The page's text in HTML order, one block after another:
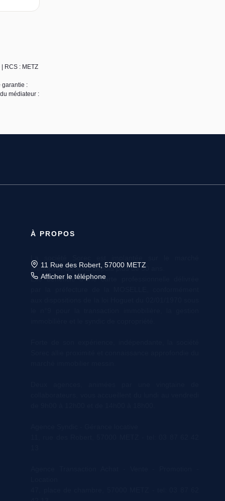
RCS : METZ
garantie :
médiateur :
À PROPOS
11 Rue des Robert, 57000 METZ
Afficher le téléphone